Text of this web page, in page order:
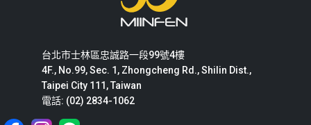
台北市士林區忠誠路一段99號4樓
4F., No.99, Sec. 1, Zhongcheng Rd., Shilin Dist.,
Taipei City 111, Taiwan
電話: (02) 2834-1062